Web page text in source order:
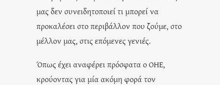
μας δεν συνειδητοποιεί τι μπορεί να
προκαλέσει στο περιβάλλον που ζούμε, στο
μέλλον μας, στις επόμενες γενιές.
Όπως έχει αναφέρει πρόσφατα ο ΟΗΕ,
κρούοντας για μία ακόμη φορά τον